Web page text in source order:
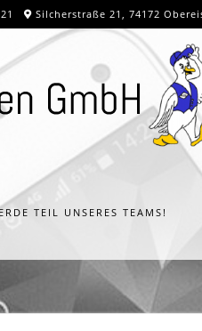
Silcherstraße 21, 74172
TEIL UNSERES TEAMS!